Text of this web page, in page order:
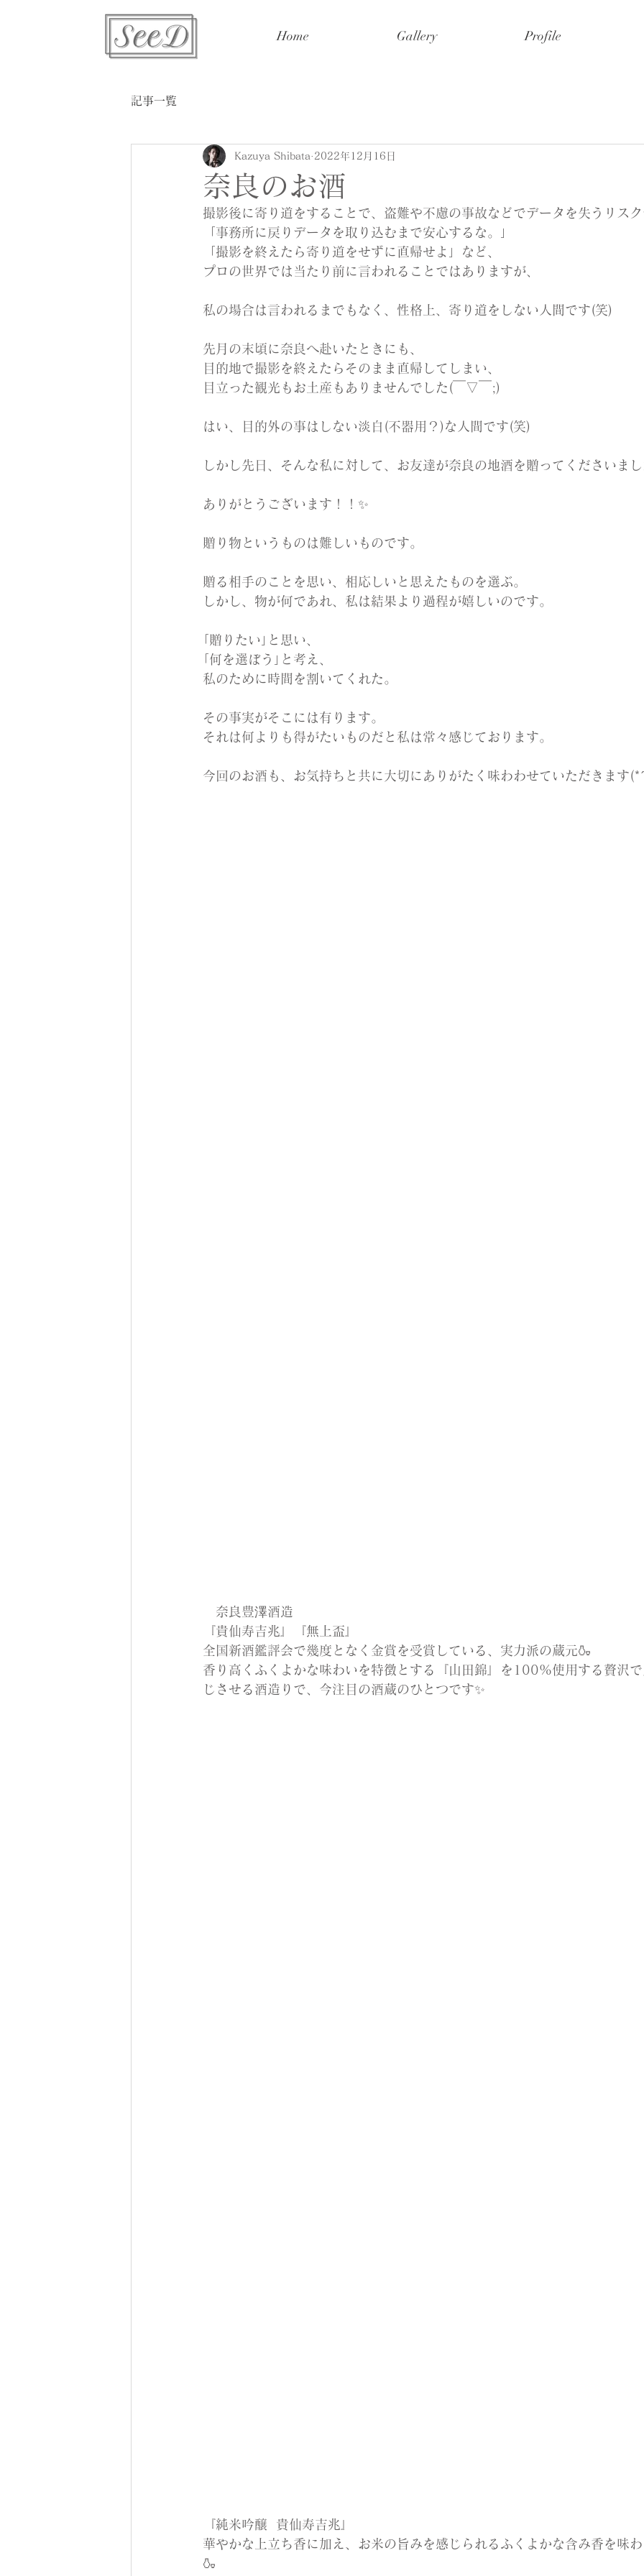
Home Gallery Profile
記事一覧
奈良のお酒
Kazuya Shibata 2022年12月16日
撮影後に寄り道をすることで、盗難や不慮の事故などでデータを失うリス
‬「事務所に戻りデータを取り込むまで安心するな。」
「撮影を終えたら寄り道をせずに直帰せよ」など、
プロの世界では当たり前に言われることではありますが、
私の場合は言われるまでもなく、性格上、寄り道をしない人間です(笑)
先月の末頃に奈良へ赴いたときにも、
目的地で撮影を終えたらそのまま直帰してしまい、
目立った観光もお土産もありませんでした(￣▽￣;)
はい、目的外の事はしない淡白(不器用？)な人間です(笑)
しかし先日、そんな私に対して、お友達が奈良の地酒を贈ってくださいま
ありがとうございます！！✨
贈り物というものは難しいものです。
贈る相手のことを思い、相応しいと思えたものを選ぶ。
しかし、物が何であれ、私は結果より過程が嬉しいのです。
｢贈りたい｣と思い、
｢何を選ぼう｣と考え、
私のために時間を割いてくれた。
その事実がそこには有ります。
それは何よりも得がたいものだと私は常々感じております。
今回のお酒も、お気持ちと共に大切にありがたく味わわせていただきます
奈良豊澤酒造
『貴仙寿吉兆』『無上盃』
全国新酒鑑評会で幾度となく金賞を受賞している、実力派の蔵元🍶
香り高くふくよかな味わいを特徴とする『山田錦』を100%使用する贅沢
じさせる酒造りで、今注目の酒蔵のひとつです✨
『純米吟醸  貴仙寿吉兆』
華やかな上立ち香に加え、お米の旨みを感じられるふくよかな含み香を味
🍶